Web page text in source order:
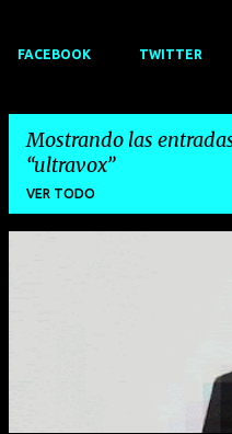
FACEBOOK TWITTER
Mostrando las
ultravox
VER TODO